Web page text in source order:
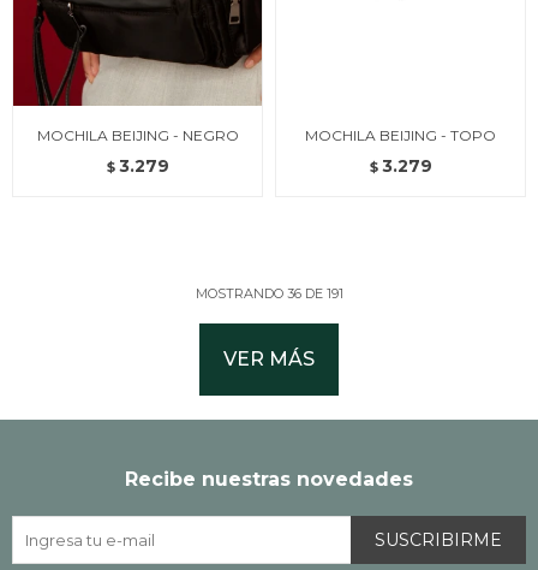
MOCHILA BEIJING - NEGRO
$ 3.279
MOCHILA BEIJING - TOPO
$ 3.279
MOSTRANDO 36DE 191
VER MÁS
Recibe nuestras novedades
SUSCRIBIRME